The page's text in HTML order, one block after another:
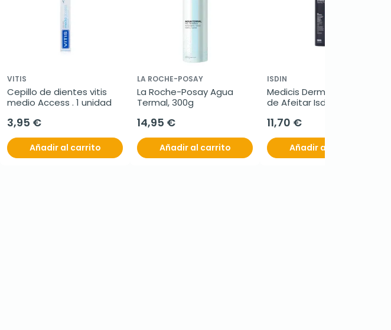
VITIS
Cepillo de dientes vitis
medio Access . 1 unidad
3,95 €
Añadir al carrito
LA ROCHE-POSAY
La Roche-Posay Agua
Termal, 300g
14,95 €
Añadir al carrito
ISDIN
Medicis Dermoespuma
de Afeitar Isdin, 200ml
11,70 €
Añadir al carrito